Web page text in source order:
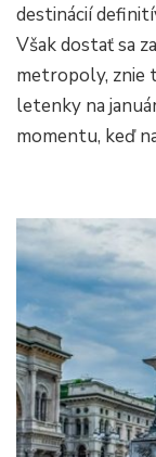
destinácií
Však dostať sa
metropoly, znie
letenky na
momentu, keď